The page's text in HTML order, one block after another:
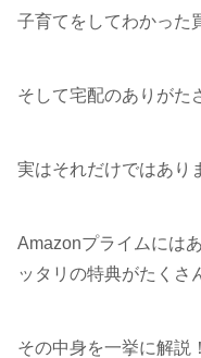
子育てをしてわかった
そして宅配のありがた
実はそれだけではあり
Amazonプライムには
ッタリの特典がたくさ
その中身を一挙に解説！